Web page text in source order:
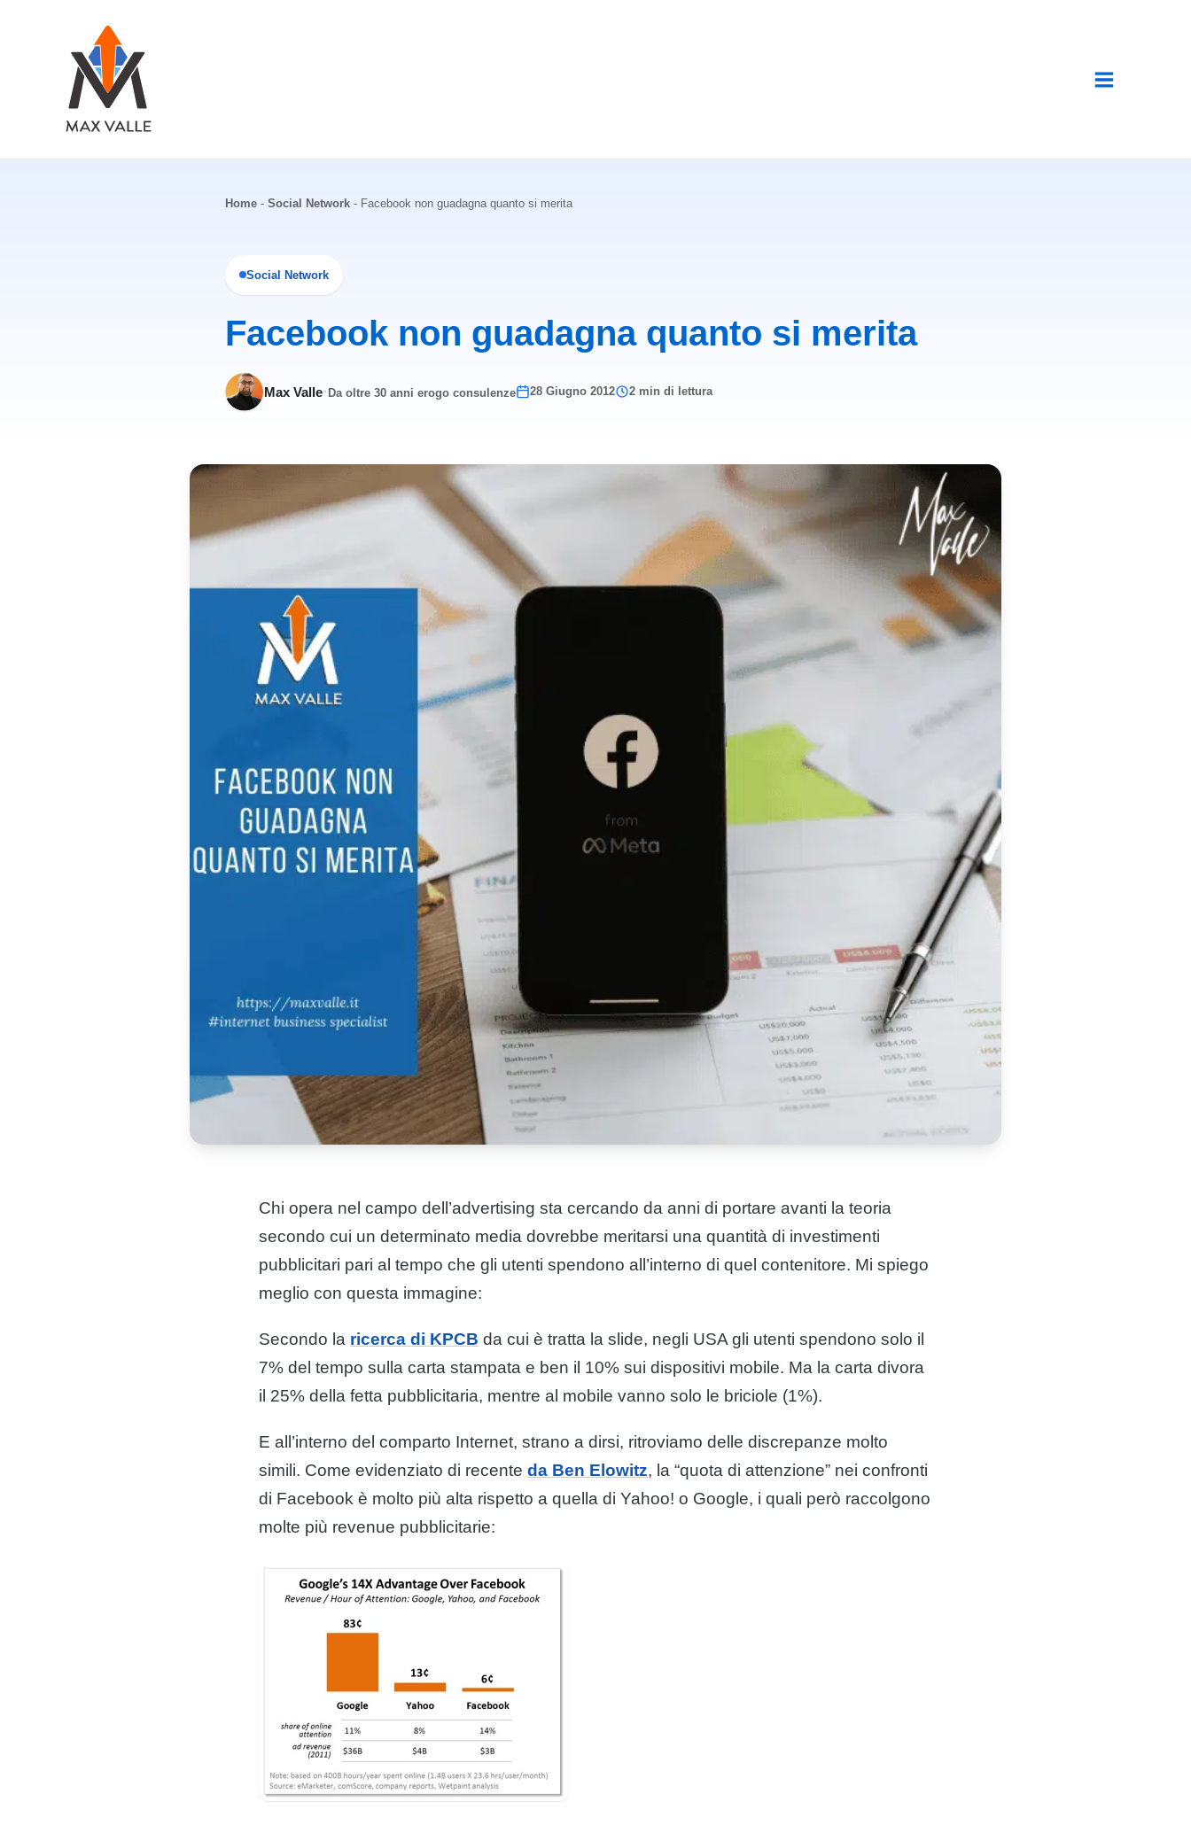
contenuto
Home - Social Network - Facebook non guadagna quanto si merita
Social Network
Facebook non guadagna quanto si merita
Max Valle· Da oltre 30 anni erogo consulenze 28 Giugno 2012 2 min di lettura
Chi opera nel campo dell’advertising sta cercando da anni di portare avanti la teoria
secondo cui un determinato media dovrebbe meritarsi una quantità di investimenti
pubblicitari pari al tempo che gli utenti spendono all’interno di quel contenitore. Mi spiego
meglio con questa immagine:
Secondo la ricerca di KPCB da cui è tratta la slide, negli USA gli utenti spendono solo il
7% del tempo sulla carta stampata e ben il 10% sui dispositivi mobile. Ma la carta divora
il 25% della fetta pubblicitaria, mentre al mobile vanno solo le briciole (1%).
E all’interno del comparto Internet, strano a dirsi, ritroviamo delle discrepanze molto
simili. Come evidenziato di recente da Ben Elowitz, la “quota di attenzione” nei confronti
di Facebook è molto più alta rispetto a quella di Yahoo! o Google, i quali però raccolgono
molte più revenue pubblicitarie: